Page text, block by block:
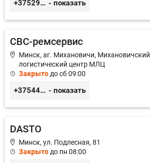
+375293549354 - показать
СВС-ремсервис
Минск, аг. Михановичи, Михановичский
логистический центр МЛЦ
Закрыто до сб 09:00
+375445660042 - показать
DASTO
Минск, ул. Подлесная, 81
Закрыто до пн 08:00